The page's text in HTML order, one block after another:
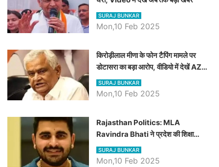
SURAJ BUNKAR
Mon,10 Feb 2025
किरोड़ीलाल मीणा के फोन टैपिंग मामले पर
डोटासरा का बड़ा आरोप, वीडियो में देखें AZ
बड़ी खबरें
SURAJ BUNKAR
Mon,10 Feb 2025
Rajasthan Politics: MLA
Ravindra Bhati ने प्रदेश की शिक्षा
व्यवस्था पर उठाए सवाल, Madan
Dilawar पर हमला करते हुए गिनवाये खाली
SURAJ BUNKAR
Mon,10 Feb 2025